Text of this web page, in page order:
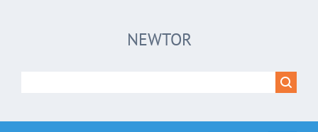
NEWTOR
!!!Если Вы с телефона сперва нажмите на